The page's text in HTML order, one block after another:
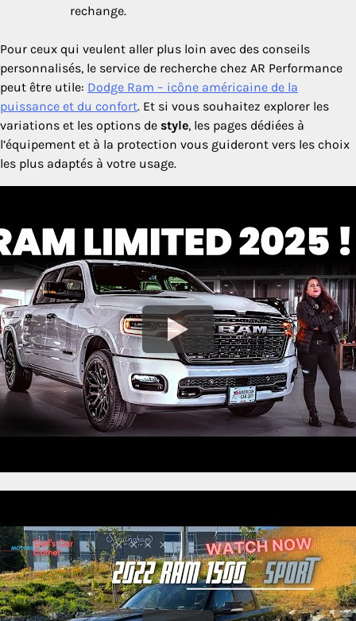
rechange.
Pour ceux qui veulent aller plus loin avec des conseils
personnalisés, le service de recherche chez AR Performance
peut être utile: Dodge Ram – icône américaine de la
puissance et du confort. Et si vous souhaitez explorer les
variations et les options de style, les pages dédiées à
l’équipement et à la protection vous guideront vers les choix
les plus adaptés à votre usage.